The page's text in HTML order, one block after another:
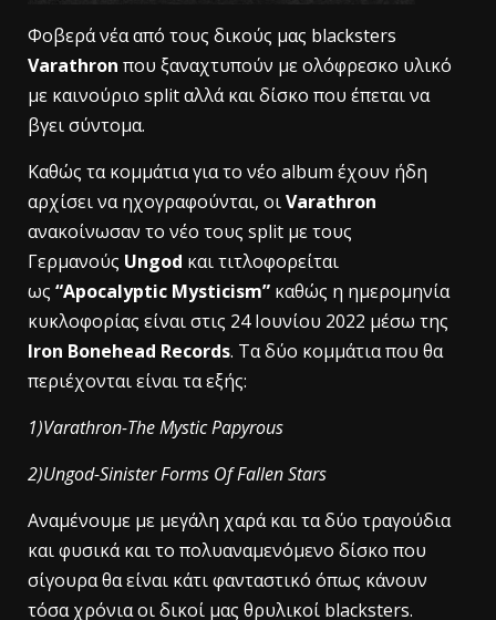
Φοβερά νέα από τους δικούς μας blacksters
Varathron που ξαναχτυπούν με ολόφρεσκο υλικό
με καινούριο split αλλά και δίσκο που έπεται να
βγει σύντομα.
Καθώς τα κομμάτια για το νέο album έχουν ήδη
αρχίσει να ηχογραφούνται, οιVarathron
ανακοίνωσαν το νέο τους split με τους
Γερμανούς Ungod και τιτλοφορείται
ως “Apocalyptic Mysticism” καθώς η ημερομηνία
κυκλοφορίας είναι στις 24 Ιουνίου 2022 μέσω της
Iron Bonehead Records. Τα δύο κομμάτια που θα
περιέχονται είναι τα εξής:
1)Varathron-The Mystic Papyrous
2)Ungod-Sinister Forms Of Fallen Stars
Αναμένουμε με μεγάλη χαρά και τα δύο τραγούδια
και φυσικά και το πολυαναμενόμενο δίσκο που
σίγουρα θα είναι κάτι φανταστικό όπως κάνουν
τόσα χρόνια οι δικοί μας θρυλικοί blacksters.